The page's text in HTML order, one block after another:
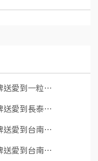
送愛到一粒⋯
送愛到長泰⋯
送愛到台南⋯
送愛到台南⋯